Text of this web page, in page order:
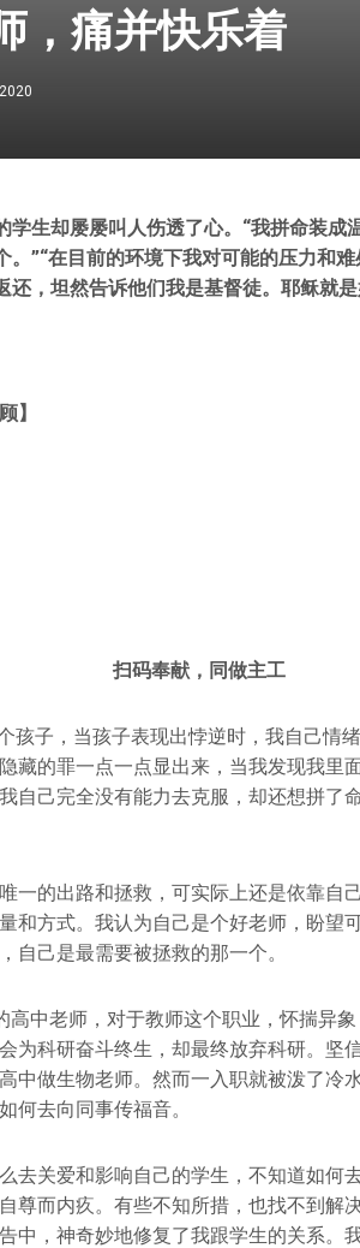
，痛并快乐着
学生却屡屡叫人伤透了心。“我拼命装成
。”“在目前的环境下我对可能的压力和
还，坦然告诉他们我是基督徒。耶稣就是
】
扫码奉献，同做主工
孩子，当孩子表现出悖逆时，我自己情
藏的罪一点一点显出来，当我发现我里
自己完全没有能力去克服，却还想拼了
一的出路和拯救，可实际上还是依靠自
和方式。我认为自己是个好老师，盼望
自己是最需要被拯救的那一个。
高中老师，对于教师这个职业，怀揣异
为科研奋斗终生，却最终放弃科研。坚
中做生物老师。然而一入职就被泼了冷
何去向同事传福音。
去关爱和影响自己的学生，不知道如何
尊而内疚。有些不知所措，也找不到解
中，神奇妙地修复了我跟学生的关系。